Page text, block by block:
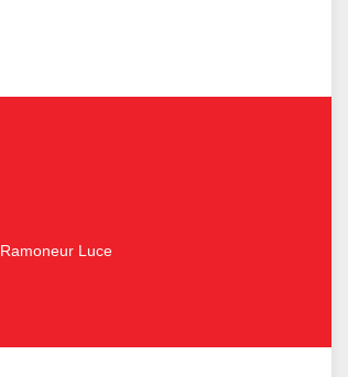
Ramoneur Luce